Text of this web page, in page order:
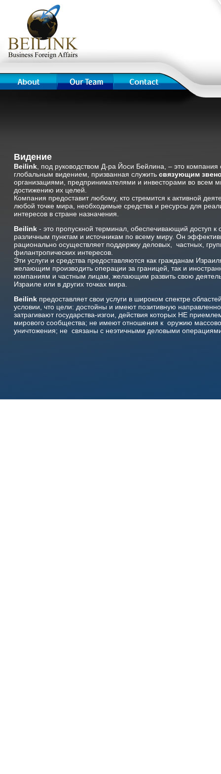
Видение
Beilink , под руководством Д-ра Йоси Бейлина, – это компания
глобальным видением, призванная служить связующим
организациями, предпринимателями и инвесторами во всем
достижению их целей.
Компания предоставит любому, кто стремится к активной
любой точке мира, необходимые средства и ресурсы для
интересов в стране назначения.
Beilink - это пропускной терминал, обеспечивающий доступ к
различным пунктам и источникам по всему миру. Он
рационально осуществляет поддержку деловых,
частных,
филантропических интересов.
Эти услуги и средства предоставляются как гражданам
желающим производить операции за границей, так и
компаниям и частным лицам, желающим развить свою
Израиле или в других точках мира.
Beilink предоставляет свои услуги в широком спектре
условии, что цели: достойны и имеют позитивную
затрагивают государства-изгои, действия которых НЕ
мирового сообщества; не имеют отношения к оружию
уничтожения; не связаны с неэтичными деловыми